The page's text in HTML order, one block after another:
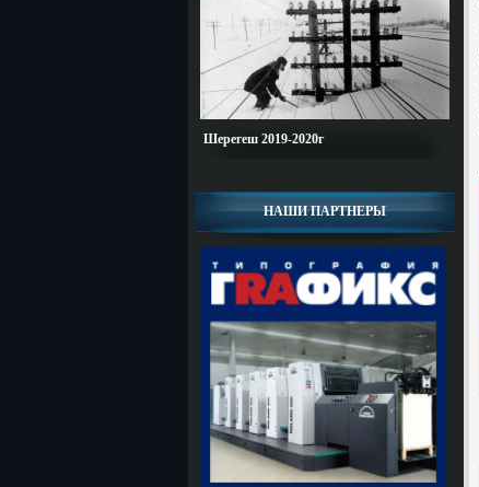
Шерегеш 2019-2020г
НАШИ ПАРТНЕРЫ